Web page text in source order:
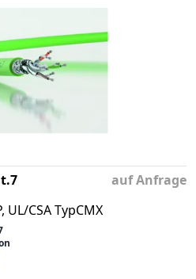
UL/CSA TypCMX
auf Anfrage